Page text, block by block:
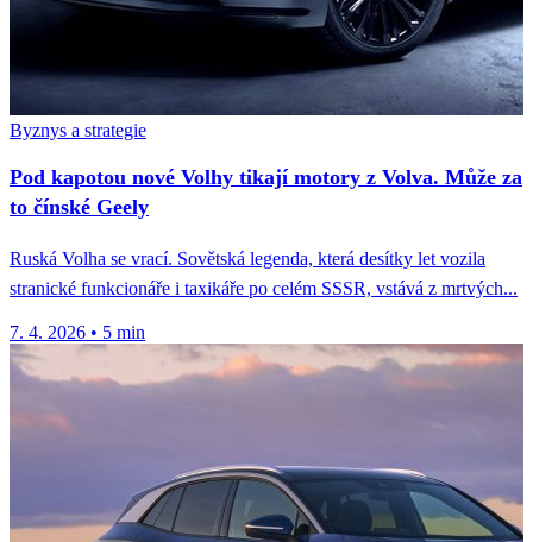
Byznys a strategie
Pod kapotou nové Volhy tikají motory z Volva. Může za
to čínské Geely
Ruská Volha se vrací. Sovětská legenda, která desítky let vozila
stranické funkcionáře i taxikáře po celém SSSR, vstává z mrtvých...
7. 4. 2026 • 5 min